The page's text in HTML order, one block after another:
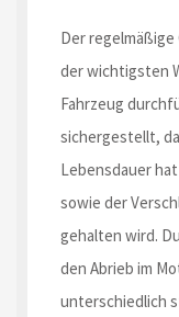
Der
der wichtigsten
Fahrzeug
sichergestellt,
Lebensdauer
sowie der
gehalten wird.
den Abrieb im
unterschiedlich